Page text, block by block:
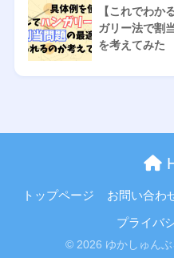
【これでわか
ガリー法で割
を考えてみた
トップページ お問い合わ
プライバ
© 2026 ゆかしゅん